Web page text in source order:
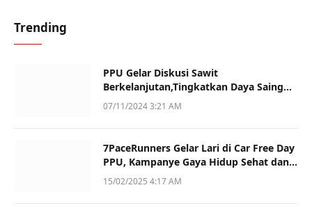
Trending
PPU Gelar Diskusi Sawit
Berkelanjutan,Tingkatkan Daya Saing
dan Kualitas
07/11/2024 3:21 AM
7PaceRunners Gelar Lari di Car Free Day
PPU, Kampanye Gaya Hidup Sehat dan
Dukung UMKM
15/02/2025 4:17 AM